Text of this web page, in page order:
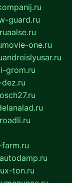
guard.ru
aalse.ru
movie-one.ru
andreislyusar.ru
grom.ru
roadli.ru
autodamp.ru
x-ton.ru